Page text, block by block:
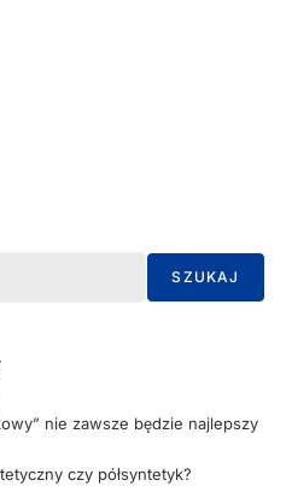
SZUKAJ
nie zawsze będzie najlepszy
czy półsyntetyk?